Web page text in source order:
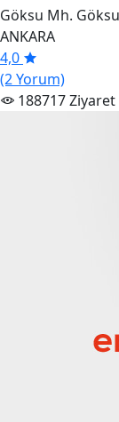
Göksu Mh.
ANKARA
4,0
(2 Yorum)
188717 Ziyaret